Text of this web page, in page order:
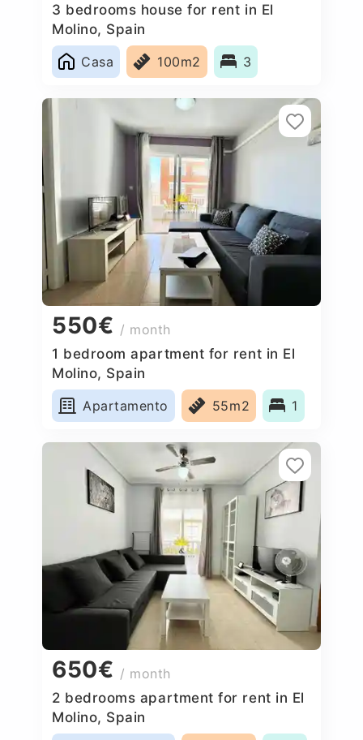
3 bedrooms house for rent in El
Molino, Spain
Casa
100m2 3
550€ / month
1 bedroom apartment for rent in El
Molino, Spain
Apartamento
55m2 1
650€ / month
2 bedrooms apartment for rent in El
Molino, Spain